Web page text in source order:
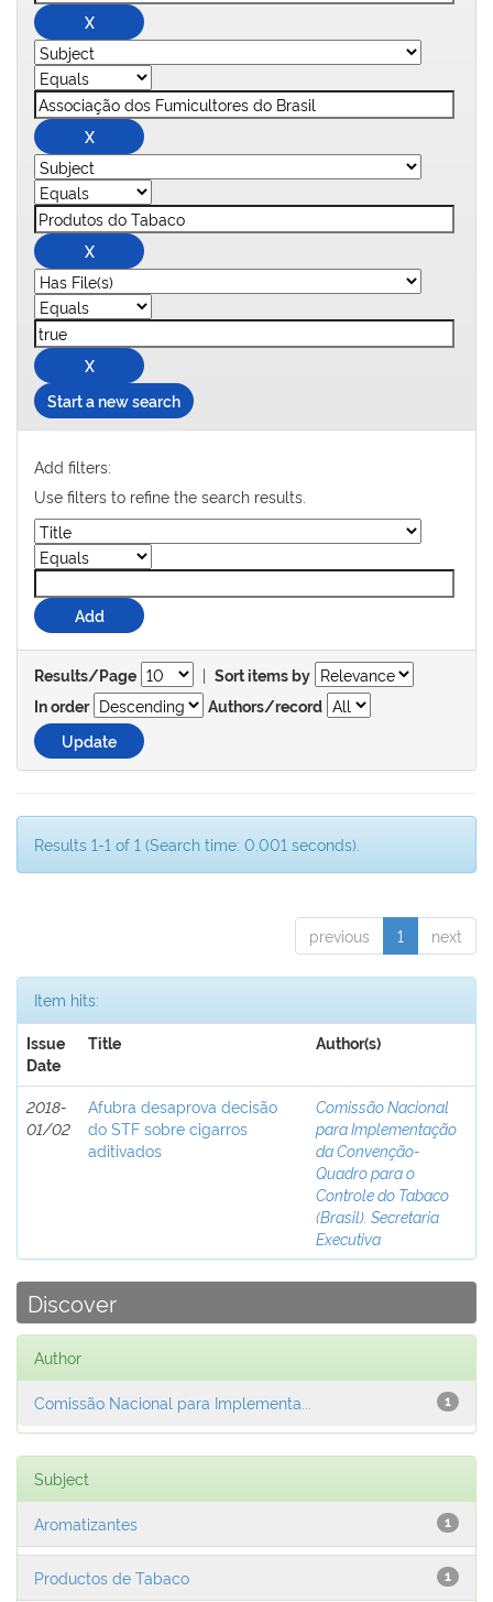
Start a new search
Add filters:
Use filters to refine the search results.
Results/Page | Sort items by
In order
Authors/record
Results 1-1 of 1 (Search time: 0.001 seconds).
previous 1 next
Item hits:
Issue
Date
Title Author(s)
2018-
01/02
Afubra desaprova decisão
do STF sobre cigarros
aditivados
Comissão Nacional
para Implementação
da Convenção-
Quadro para o
Controle do Tabaco
(Brasil). Secretaria
Executiva
Discover
Author
1
Comissão Nacional para Implementa...
Subject
1
Aromatizantes
1
Productos de Tabaco